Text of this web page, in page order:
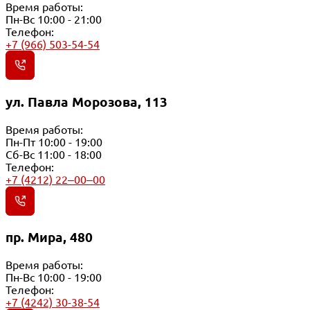
Время работы:
Пн-Вс 10:00 - 21:00
Телефон:
+7 (966) 503-54-54
ул. Павла Морозова, 113
Время работы:
Пн-Пт 10:00 - 19:00
Сб-Вс 11:00 - 18:00
Телефон:
+7 (4212) 22‒00‒00
пр. Мира, 480
Время работы:
Пн-Вс 10:00 - 19:00
Телефон:
+7 (4242) 30-38-54